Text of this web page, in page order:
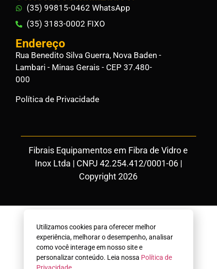
(35) 99815-0462 WhatsApp
(35) 3183-0002 FIXO
Endereço
Rua Benedito Silva Guerra, Nova Baden -
Lambari - Minas Gerais - CEP 37.480-
000
Política de Privacidade
Fibrais Equipamentos em Fibra de Vidro e
Inox Ltda | CNPJ 42.254.412/0001-06 |
Copyright 2026
Utilizamos cookies para oferecer melhor
experiência, melhorar o desempenho, analisar
como você interage em nosso site e
personalizar conteúdo. Leia nossa Política de